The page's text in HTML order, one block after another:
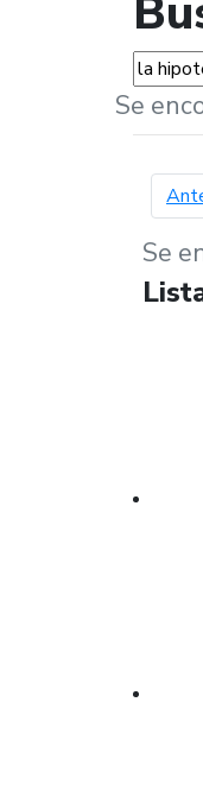
Palabras...
Se
Se